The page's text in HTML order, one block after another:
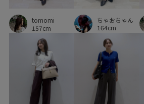
透け感tomomi
157cm
ちゃおちゃん
164cm